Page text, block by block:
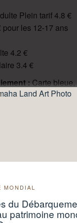
Plein tarif 4.8 €
pour les 12-17 ans
4.2 €
3.4 €
: Carte bleue,
Virements, Visa
du jus de
et du
production.
avec la
(possible sans
: Du 1er janvier au
ouvert de 10h à
MONDIAL
du
patrimoine